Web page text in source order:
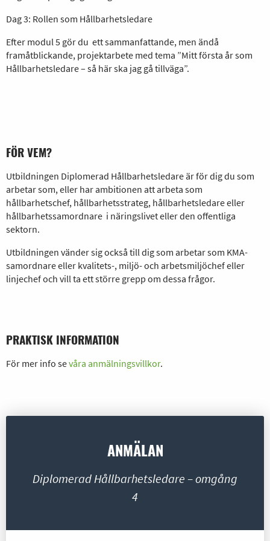
Dag 3: Rollen som Hållbarhetsledare
Efter modul 5 gör du ett sammanfattande, men ändå
framåtblickande, projektarbete med tema ”Mitt första år som
Hållbarhetsledare – så här ska jag gå tillväga”.
FÖR VEM?
Utbildningen Diplomerad Hållbarhetsledare är för dig du som
arbetar som, eller har ambitionen att arbeta som
hållbarhetschef, hållbarhetsstrateg, hållbarhetsledare eller
hållbarhetssamordnare i näringslivet eller den offentliga
sektorn.
Utbildningen vänder sig också till dig som arbetar som KMA-
samordnare eller kvalitets-, miljö- och arbetsmiljöchef eller
linjechef och vill ta ett större grepp om dessa frågor.
PRAKTISK INFORMATION
För mer info sevåra anmälningsvillkor.
ANMÄLAN
Diplomerad Hållbarhetsledare – omgång
4